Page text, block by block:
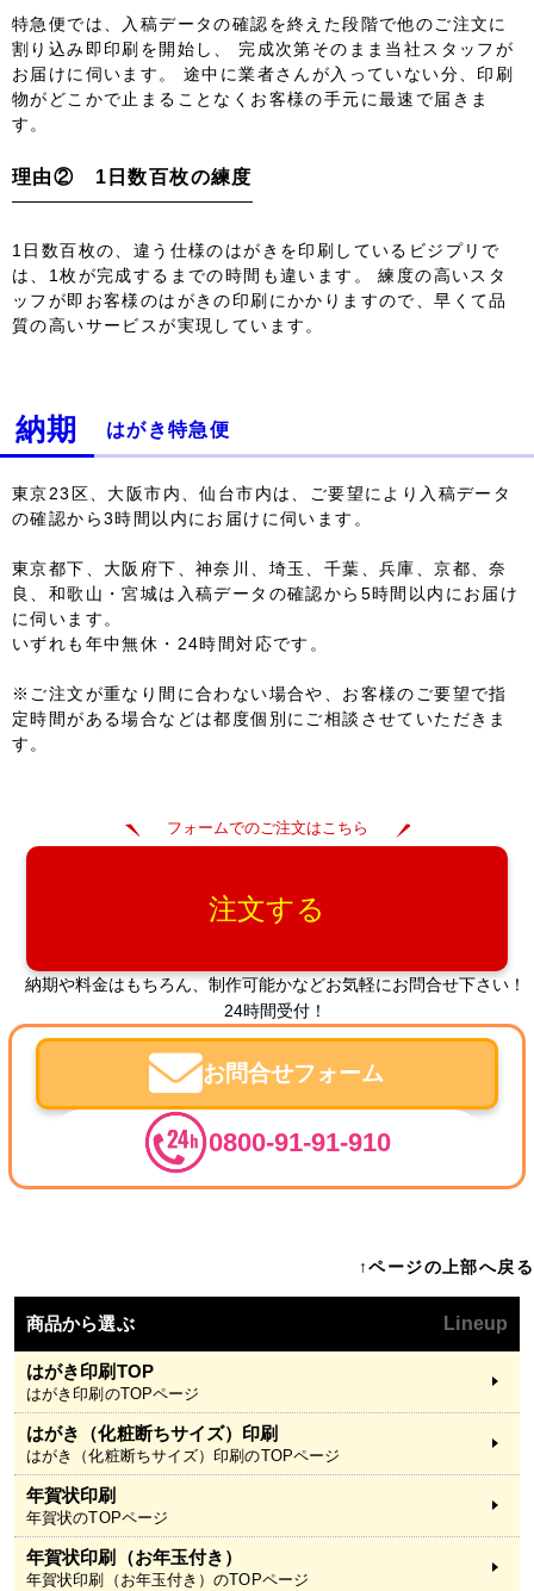
特急便では、入稿データの確認を終えた段階で他のご注文に
割り込み即印刷を開始し、 完成次第そのまま当社スタッフが
お届けに伺います。 途中に業者さんが入っていない分、印刷
物がどこかで止まることなくお客様の手元に最速で届きま
す。
理由② 1日数百枚の練度
1日数百枚の、違う仕様のはがきを印刷しているビジプリで
は、1枚が完成するまでの時間も違います。 練度の高いスタ
ッフが即お客様のはがきの印刷にかかりますので、早くて品
質の高いサービスが実現しています。
納期 はがき特急便
東京23区、大阪市内、仙台市内は、ご要望により入稿データ
の確認から3時間以内にお届けに伺います。
東京都下、大阪府下、神奈川、埼玉、千葉、兵庫、京都、奈
良、和歌山・宮城は入稿データの確認から5時間以内にお届け
に伺います。
いずれも年中無休・24時間対応です。
※ご注文が重なり間に合わない場合や、お客様のご要望で指
定時間がある場合などは都度個別にご相談させていただきま
す。
フォームでのご注文はこちら
注文する
納期や料金はもちろん、制作可能かなどお気軽にお問合せ下さい！
24時間受付！
お問合せフォーム
0800-91-91-910
↑ページの上部へ戻る
商品から選ぶ Lineup
はがき印刷TOP
はがき印刷のTOPページ
はがき（化粧断ちサイズ）印刷
はがき（化粧断ちサイズ）印刷のTOPページ
年賀状印刷
年賀状のTOPページ
年賀状印刷（お年玉付き）
年賀状印刷（お年玉付き）のTOPページ